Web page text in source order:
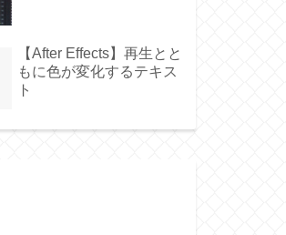
【After Effects】再生とと
もに色が変化するテキス
ト